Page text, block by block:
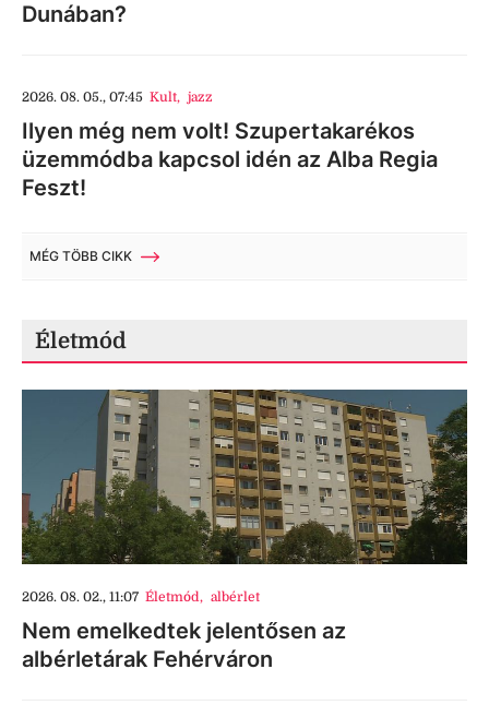
Dunában?
2026. 08. 05., 07:45 Kult, jazz
Ilyen még nem volt! Szupertakarékos
üzemmódba kapcsol idén az Alba Regia
Feszt!
MÉG TÖBB CIKK
Életmód
2026. 08. 02., 11:07 Életmód, albérlet
Nem emelkedtek jelentősen az
albérletárak Fehérváron